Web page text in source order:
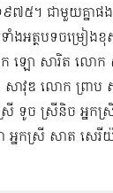
៩៧៥។ ជាមួយគ្នា
ាំងអត្ថបទចម្រៀ
ឡោ សារិត លោក​​
ាវុឌ លោក ព្រាប សុ
រី ទូច ស្រីនិច អ្នក
អ្នកស្រី សាត សេ